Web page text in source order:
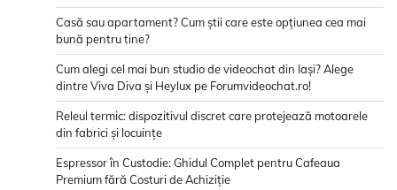
Casă sau apartament? Cum știi care este opțiunea cea mai
bună pentru tine?
Cum alegi cel mai bun studio de videochat din Iași? Alege
dintre Viva Diva și Heylux pe Forumvideochat.ro!
Releul termic: dispozitivul discret care protejează motoarele
din fabrici și locuințe
Espressor în Custodie: Ghidul Complet pentru Cafeaua
Premium fără Costuri de Achiziție